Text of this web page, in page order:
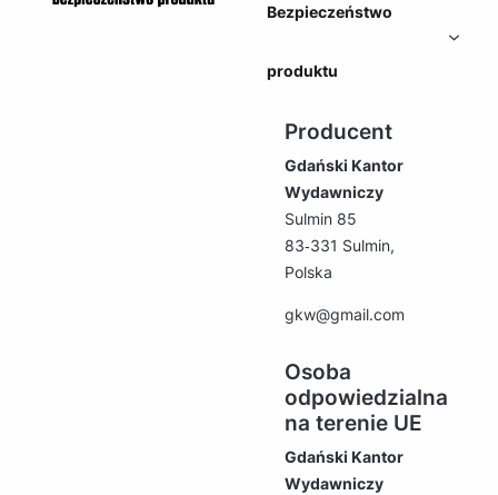
Bezpieczeństwo
produktu
Producent
Gdański Kantor
Wydawniczy
Sulmin 85
83‑331 Sulmin,
Polska
gkw@gmail.com
Osoba
odpowiedzialna
na terenie UE
Gdański Kantor
Wydawniczy